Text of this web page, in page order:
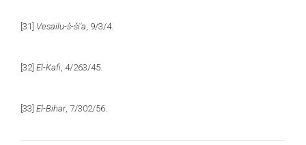
[31] Vesailu-š-ši‘a , 9/3/4.
[32] El-Kafi , 4/263/45.
[33] El-Bihar, 7/302/56.